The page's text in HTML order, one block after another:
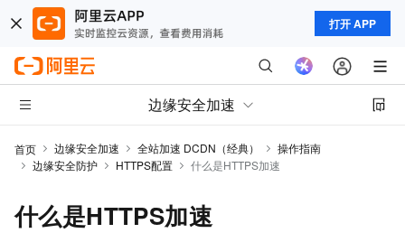
打开 APP
边缘安全加速
首页 边缘安全加速 全站加速 DCDN（经典）
操作指南
边缘安全防护
HTTPS配置 什么是HTTPS加速
什么是HTTPS加速